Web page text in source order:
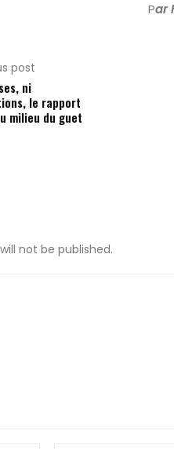
Par
post
ni
le rapport
milieu du guet
not be published.